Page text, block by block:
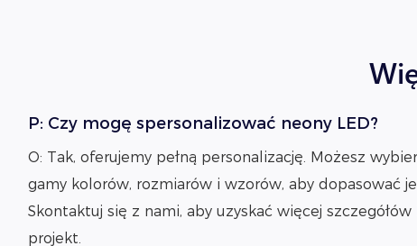
P: Czy mogę spersonalizować neony LED?
O: Tak, oferujemy pełną personalizację. Możesz
gamy kolorów, rozmiarów i wzorów, aby dopasować
Skontaktuj się z nami, aby uzyskać więcej
projekt.